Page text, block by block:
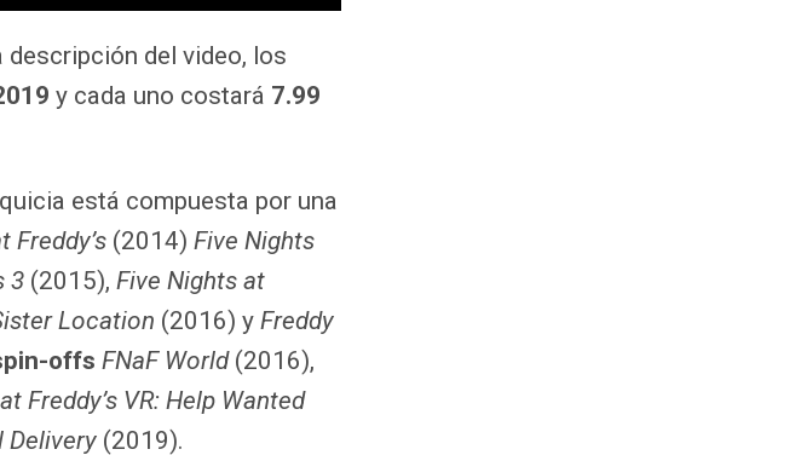
descripción del video, los
y cada uno costará 7.99
está compuesta por una
Freddy’s (2014)Five Nights
3 (2015),Five Nights at
Location (2016) yFreddy
offs FNaF World (2016),
Freddy’s VR: Help Wanted
Delivery (2019).